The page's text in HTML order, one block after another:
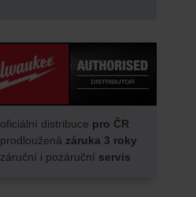
oficiální distribuce pro ČR
prodloužená záruka 3 roky
záruční i pozáruční servis